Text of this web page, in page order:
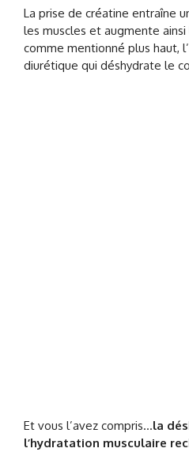
La prise de créatine entraîne
les muscles et augmente
comme mentionné plus haut,
diurétique qui déshydrate le
Et vous l’avez compris…la
l’hydratation musculaire